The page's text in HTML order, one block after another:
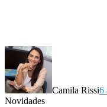
Camila Rissi6
Novidades